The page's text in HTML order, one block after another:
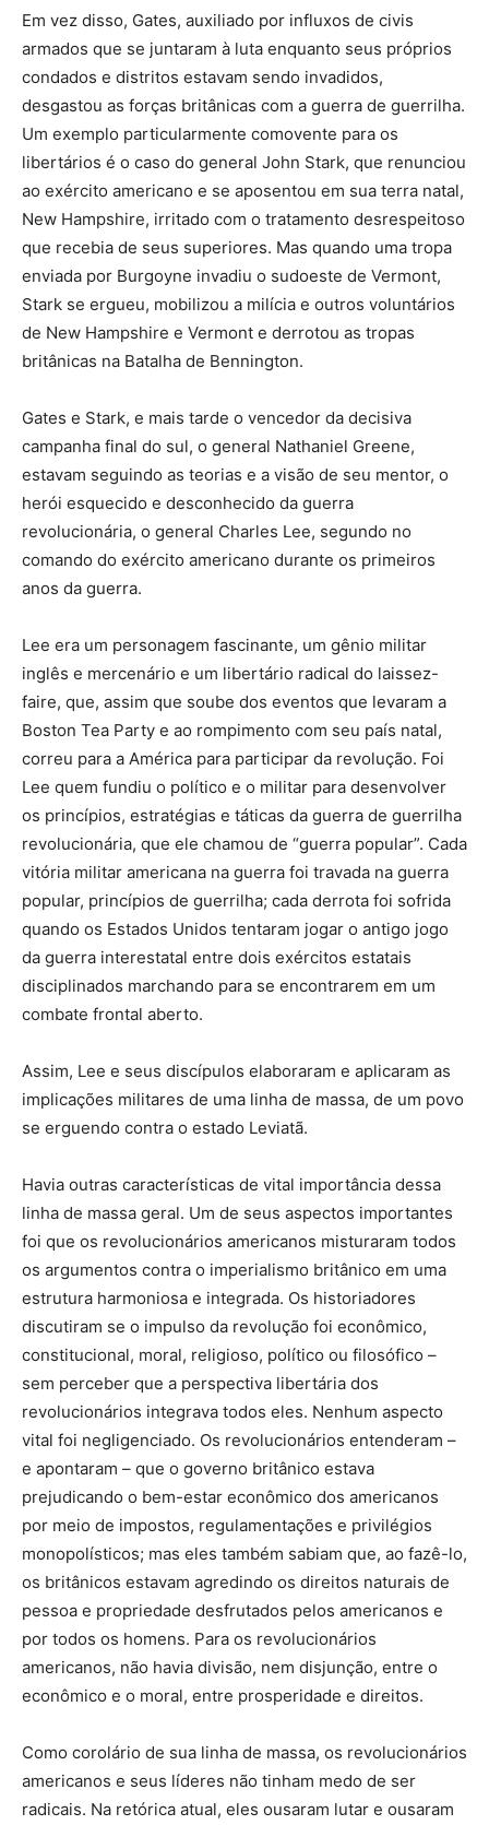
Em vez disso, Gates, auxiliado por influxos de civis
armados que se juntaram à luta enquanto seus próprios
condados e distritos estavam sendo invadidos,
desgastou as forças britânicas com a guerra de guerrilha.
Um exemplo particularmente comovente para os
libertários é o caso do general John Stark, que renunciou
ao exército americano e se aposentou em sua terra natal,
New Hampshire, irritado com o tratamento desrespeitoso
que recebia de seus superiores. Mas quando uma tropa
enviada por Burgoyne invadiu o sudoeste de Vermont,
Stark se ergueu, mobilizou a milícia e outros voluntários
de New Hampshire e Vermont e derrotou as tropas
britânicas na Batalha de Bennington.
Gates e Stark, e mais tarde o vencedor da decisiva
campanha final do sul, o general Nathaniel Greene,
estavam seguindo as teorias e a visão de seu mentor, o
herói esquecido e desconhecido da guerra
revolucionária, o general Charles Lee, segundo no
comando do exército americano durante os primeiros
anos da guerra.
Lee era um personagem fascinante, um gênio militar
inglês e mercenário e um libertário radical do laissez-
faire, que, assim que soube dos eventos que levaram a
Boston Tea Party e ao rompimento com seu país natal,
correu para a América para participar da revolução. Foi
Lee quem fundiu o político e o militar para desenvolver
os princípios, estratégias e táticas da guerra de guerrilha
revolucionária, que ele chamou de “guerra popular”. Cada
vitória militar americana na guerra foi travada na guerra
popular, princípios de guerrilha; cada derrota foi sofrida
quando os Estados Unidos tentaram jogar o antigo jogo
da guerra interestatal entre dois exércitos estatais
disciplinados marchando para se encontrarem em um
combate frontal aberto.
Assim, Lee e seus discípulos elaboraram e aplicaram as
implicações militares de uma linha de massa, de um povo
se erguendo contra o estado Leviatã.
Havia outras características de vital importância dessa
linha de massa geral. Um de seus aspectos importantes
foi que os revolucionários americanos misturaram todos
os argumentos contra o imperialismo britânico em uma
estrutura harmoniosa e integrada. Os historiadores
discutiram se o impulso da revolução foi econômico,
constitucional, moral, religioso, político ou filosófico –
sem perceber que a perspectiva libertária dos
revolucionários integrava todos eles. Nenhum aspecto
vital foi negligenciado. Os revolucionários entenderam –
e apontaram – que o governo britânico estava
prejudicando o bem-estar econômico dos americanos
por meio de impostos, regulamentações e privilégios
monopolísticos; mas eles também sabiam que, ao fazê-lo,
os britânicos estavam agredindo os direitos naturais de
pessoa e propriedade desfrutados pelos americanos e
por todos os homens. Para os revolucionários
americanos, não havia divisão, nem disjunção, entre o
econômico e o moral, entre prosperidade e direitos.
Como corolário de sua linha de massa, os revolucionários
americanos e seus líderes não tinham medo de ser
radicais. Na retórica atual, eles ousaram lutar e ousaram